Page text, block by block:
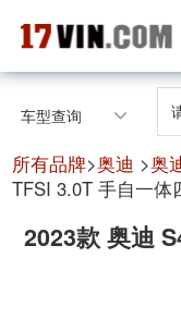
17VIN
汽配数
汽配产
车型查询
所有品牌>奥迪 >奥
TFSI 3.0T 手自一体
2023款 奥迪